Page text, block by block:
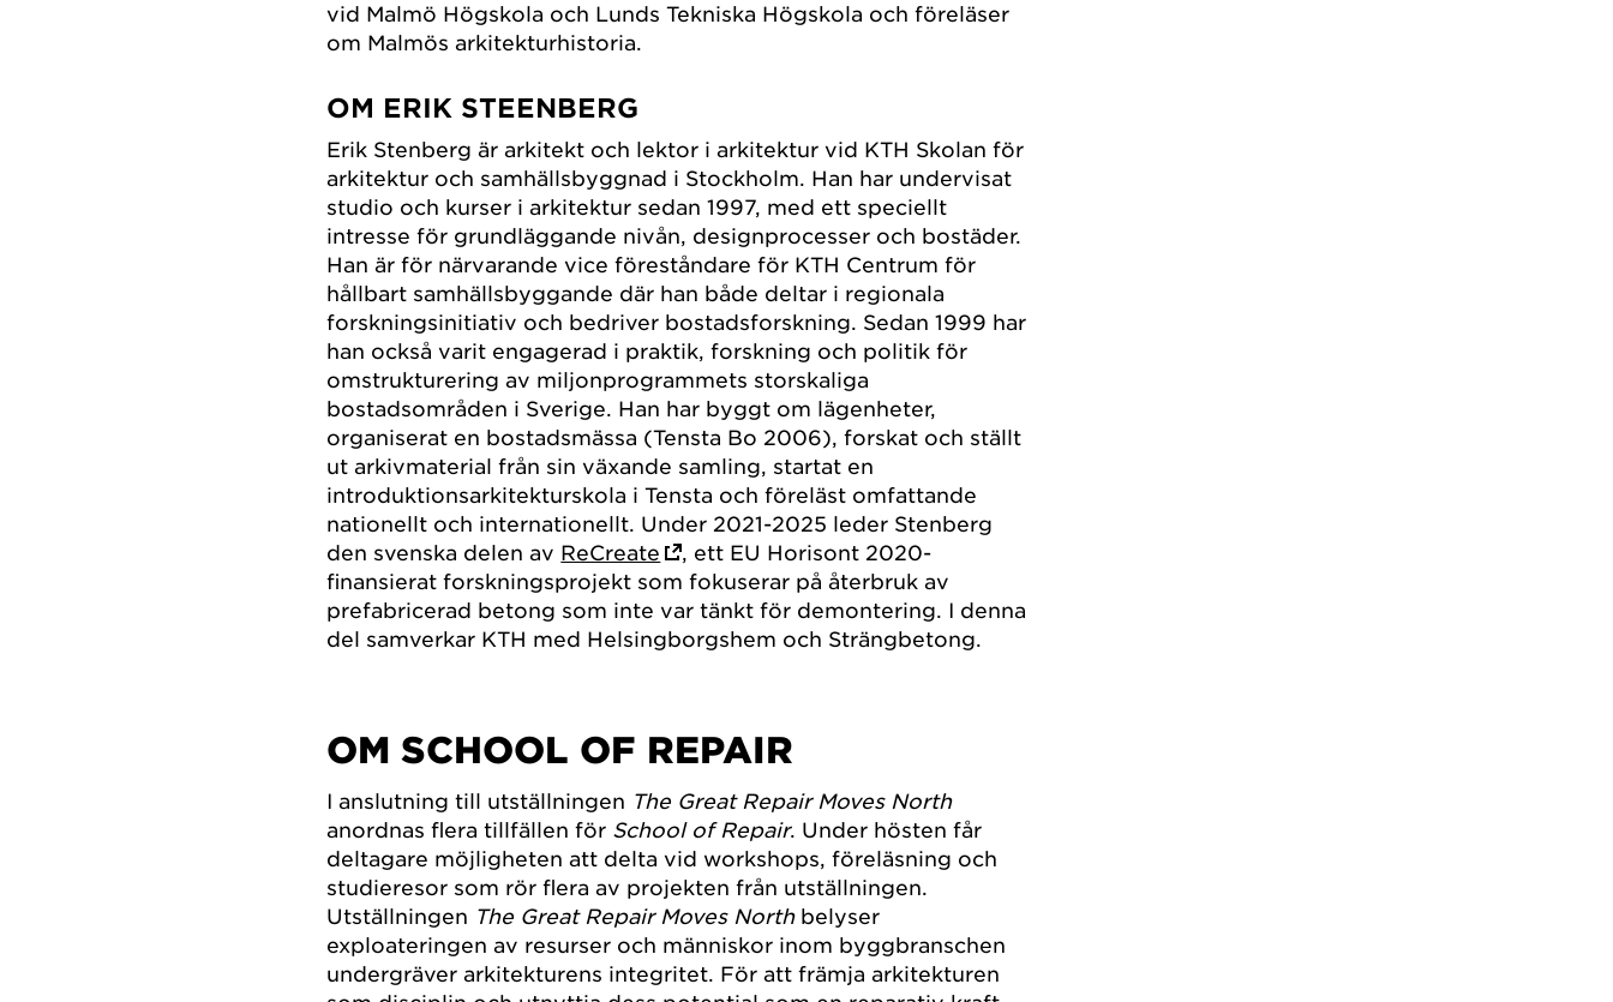
vid Malmö Högskola och Lunds Tekniska Högskola och föreläser
om Malmös arkitekturhistoria.
OM ERIK STEENBERG
Erik Stenberg är arkitekt och lektor i arkitektur vid KTH Skolan för
arkitektur och samhällsbyggnad i Stockholm. Han har undervisat
studio och kurser i arkitektur sedan 1997, med ett speciellt
intresse för grundläggande nivån, designprocesser och bostäder.
Han är för närvarande vice föreståndare för KTH Centrum för
hållbart samhällsbyggande där han både deltar i regionala
forskningsinitiativ och bedriver bostadsforskning. Sedan 1999 har
han också varit engagerad i praktik, forskning och politik för
omstrukturering av miljonprogrammets storskaliga
bostadsområden i Sverige. Han har byggt om lägenheter,
organiserat en bostadsmässa (Tensta Bo 2006), forskat och ställt
ut arkivmaterial från sin växande samling, startat en
introduktionsarkitekturskola i Tensta och föreläst omfattande
nationellt och internationellt. Under 2021-2025 leder Stenberg
den svenska delen av ReCreate
, ett EU Horisont 2020-
finansierat forskningsprojekt som fokuserar på återbruk av
prefabricerad betong som inte var tänkt för demontering. I denna
del samverkar KTH med Helsingborgshem och Strängbetong.
OM SCHOOL OF REPAIR
I anslutning till utställningen The Great Repair Moves North
anordnas flera tillfällen för School of Repair. Under hösten får
deltagare möjligheten att delta vid workshops, föreläsning och
studieresor som rör flera av projekten från utställningen.
Utställningen The Great Repair Moves Northbelyser
exploateringen av resurser och människor inom byggbranschen
undergräver arkitekturens integritet. För att främja arkitekturen